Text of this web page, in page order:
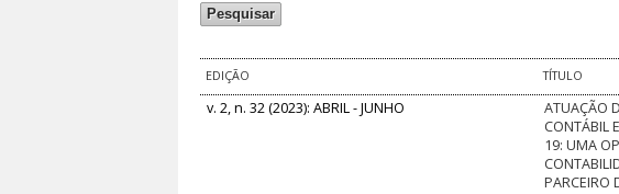
EDIÇÃO TÍTULO
v. 2, n. 32 (2023): ABRIL - JUNHO
ATUAÇÃO
CONTÁBIL
19: UMA
PARCEIRO